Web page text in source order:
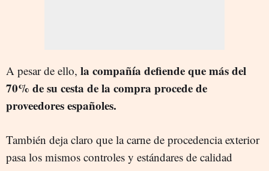
A pesar de ello, la compañía defiende que más del
70% de su cesta de la compra procede de
proveedores españoles.
También deja claro que la carne de procedencia exterior
pasa los mismos controles y estándares de calidad